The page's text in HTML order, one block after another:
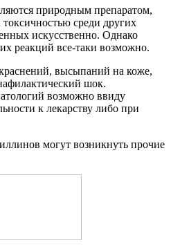
природным препаратом,
среди других
искусственно. Однако
реакций все-таки возможно.
высыпаний на коже,
шок.
возможно ввиду
к лекарству либо при
могут возникнуть прочие